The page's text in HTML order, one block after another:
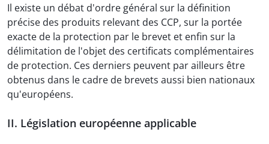
Il existe un débat d'ordre général sur la définition
précise des produits relevant des CCP, sur la portée
exacte de la protection par le brevet et enfin sur la
délimitation de l'objet des certificats complémentaires
de protection. Ces derniers peuvent par ailleurs être
obtenus dans le cadre de brevets aussi bien nationaux
qu'européens.
II. Législation européenne applicable